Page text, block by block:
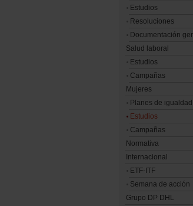
Estudios
Resoluciones
Documentación
Salud laboral
Estudios
Campañas
Mujeres
Planes de igualdad
Estudios
Campañas
Normativa
Internacional
ETF-ITF
Semana de acción
Grupo DP DHL